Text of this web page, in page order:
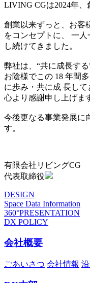
LIVING CGは2024年、
創業以来ずっと、お客
をコンセプトに、 一
し続けてきました。
弊社は、“共に成長す
お陰様でこの 18 年間
に歩み・共に成 長して
心より感謝申し上げま
今後更なる事業発展に
す。
有限会社リビングCG
代表取締役
DESIGN
Space Data Information
360°PRESENTATION
DX POLICY
会社概要
ごあいさつ 会社情報